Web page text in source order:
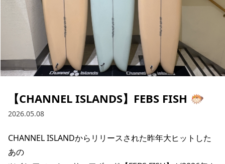
CONTENTS
ブランド一覧
特集一覧
SUPPORT
ご利用ガイド
会員ランク
アフターサポート
お問い合わせ
【CHANNEL ISLANDS】FEBS FISH 🐡
2026.05.08
CHANNEL ISLANDからリリースされた昨年大ヒットした
あの